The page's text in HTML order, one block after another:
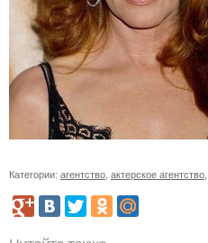
Категории: агентство актерское агентство